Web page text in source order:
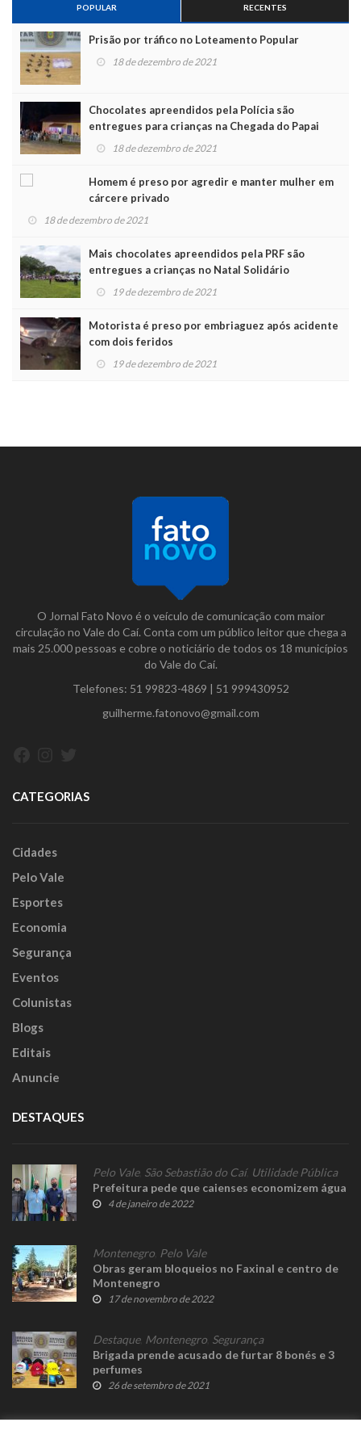
POPULAR RECENTES
Prisão por tráfico no Loteamento Popular
18 de dezembro de 2021
Chocolates apreendidos pela Polícia são
entregues para crianças na Chegada do Papai
Noel
18 de dezembro de 2021
Homem é preso por agredir e manter mulher em
cárcere privado
18 de dezembro de 2021
Mais chocolates apreendidos pela PRF são
entregues a crianças no Natal Solidário
19 de dezembro de 2021
Motorista é preso por embriaguez após acidente
com dois feridos
19 de dezembro de 2021
O Jornal Fato Novo é o veículo de comunicação com maior
circulação no Vale do Caí. Conta com um público leitor que chega a
mais 25.000 pessoas e cobre o noticiário de todos os 18 municípios
do Vale do Caí.
Telefones: 51 99823-4869 | 51 999430952
guilherme.fatonovo@gmail.com
CATEGORIAS
Cidades
Pelo Vale
Esportes
Economia
Segurança
Eventos
Colunistas
Blogs
Editais
Anuncie
DESTAQUES
Pelo Vale, São Sebastião do Caí, Utilidade Pública
Prefeitura pede que caienses economizem água
4 de janeiro de 2022
Montenegro Pelo Vale
Obras geram bloqueios no Faxinal e centro de
Montenegro
17 de novembro de 2022
Destaque, Montenegro Segurança
Brigada prende acusado de furtar 8 bonés e 3
perfumes
26 de setembro de 2021